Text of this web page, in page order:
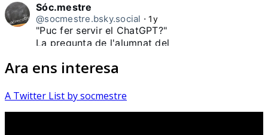
Sóc.mestre
@socmestre.bsky.social ⋅1y
"Puc fer servir el ChatGPT?"
La pregunta de l'alumnat del
#HistòriesEscola3Cat
Sóc.mestre
Ara ens interesa
A Twitter List by socmestre